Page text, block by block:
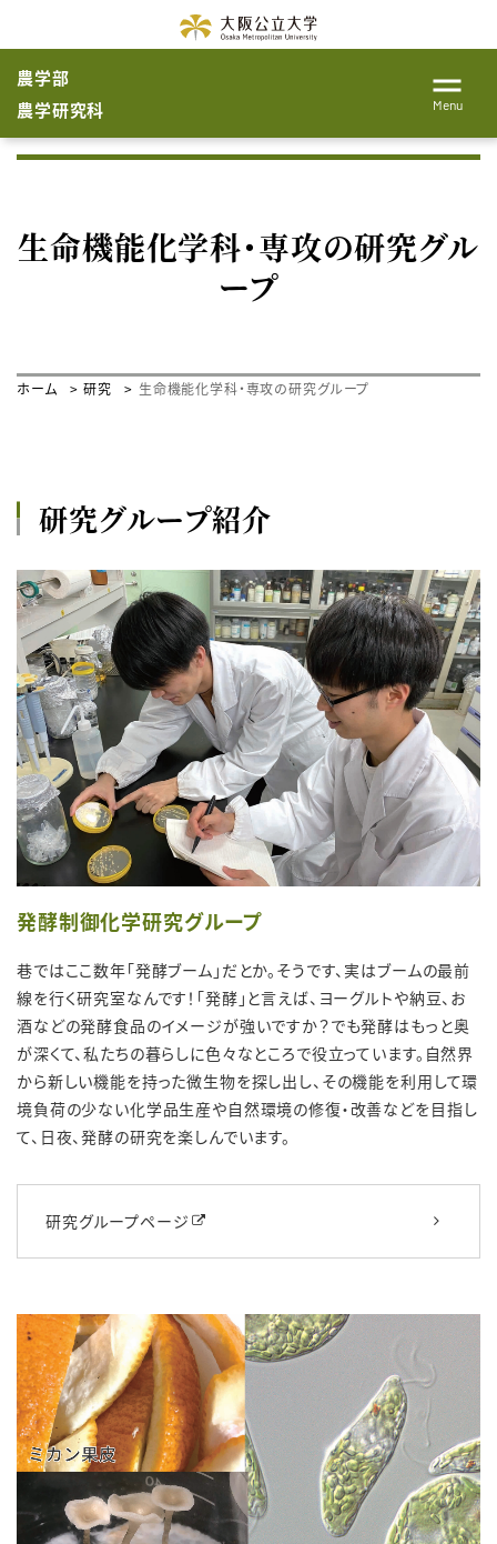
農学部
農学研究科
Menu
生命機能化学科・専攻の研究グル
ープ
ホーム 研究 生命機能化学科・専攻の研究グループ
研究グループ紹介
発酵制御化学研究グループ
巷ではここ数年「発酵ブーム」だとか。そうです、実はブームの最前
線を行く研究室なんです！「発酵」と言えば、ヨーグルトや納豆、お
酒などの発酵食品のイメージが強いですか？でも発酵はもっと奥
が深くて、私たちの暮らしに色々なところで役立っています。自然界
から新しい機能を持った微生物を探し出し、その機能を利用して環
境負荷の少ない化学品生産や自然環境の修復・改善などを目指し
て、日夜、発酵の研究を楽しんでいます。
研究グループページ